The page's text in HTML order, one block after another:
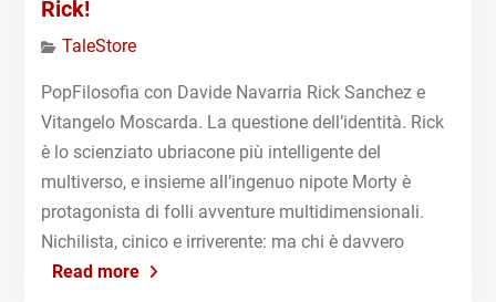
Rick!
TaleStore
PopFilosofia con Davide Navarria Rick Sanchez e
Vitangelo Moscarda. La questione dell’identità. Rick
è lo scienziato ubriacone più intelligente del
multiverso, e insieme all’ingenuo nipote Morty è
protagonista di folli avventure multidimensionali.
Nichilista, cinico e irriverente: ma chi è davvero
Read more